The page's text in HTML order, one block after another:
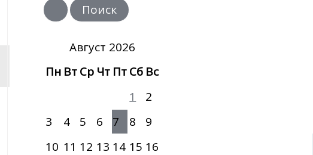
и
с
Август 2026
Пн ВтСр Чт ПтСб Вс
1
2
3
4 5 6 7 8
9
10 11 12 13 14 15 16